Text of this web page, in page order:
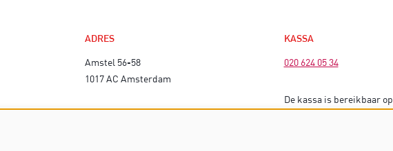
ADRES
Amstel 56-58
1017 AC Amsterdam
TECHNIEK
KASSA
020 624 05 34
De kassa is bereikbaar op